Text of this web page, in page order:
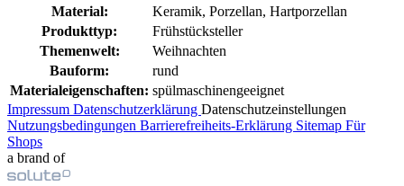
Material:
Keramik, Porzellan, Hartporzellan
Produkttyp:
Frühstücksteller
Themenwelt:
Weihnachten
Bauform:
rund
Materialeigenschaften: spülmaschinengeeignet
Impressum Datenschutzerklärung Datenschutzeinstellungen
Nutzungsbedingungen Barrierefreiheits-Erklärung Sitemap Für
Shops
a brand of